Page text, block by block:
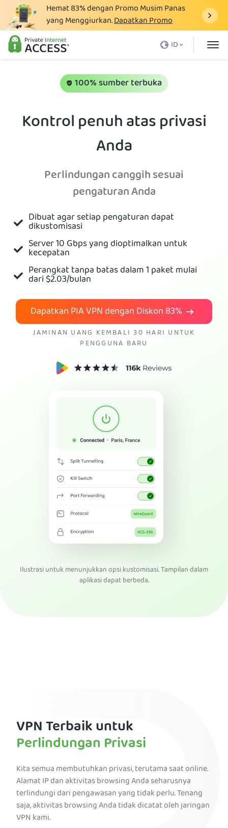
Hemat83%dengan Promo Musim Panas
yang Menggiurkan.Dapatkan Promo
ID
Apa itu VPN
Unduh VPN
Dapatkan VPN PIA
100% sumber terbuka
Kontrol penuh atas privasi
Anda
Perlindungan canggih sesuai
pengaturan Anda
Dibuat agar setiap pengaturan dapat
dikustomisasi
Server 10 Gbps yang dioptimalkan untuk
kecepatan
Perangkat tanpa batas dalam 1 paket mulai
dari$2.03/bulan
Dapatkan PIA VPN dengan Diskon83%
JAMINAN UANG KEMBALI 30 HARI UNTUK
PENGGUNA BARU
Ilustrasi untuk menunjukkan opsi kustomisasi. Tampilan dalam
aplikasi dapat berbeda.
VPN Terbaik untuk
Perlindungan Privasi
Kita semua membutuhkan privasi, terutama saat online.
Alamat IP dan aktivitas browsing Anda seharusnya
terlindungi dari pengawasan yang tidak perlu. Tenang
saja, aktivitas browsing Anda tidak dicatat oleh jaringan
VPN kami.